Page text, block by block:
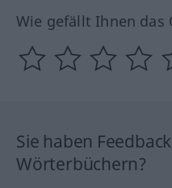
Wie gefällt Ihnen das
Sie haben
Wörterbüchern?